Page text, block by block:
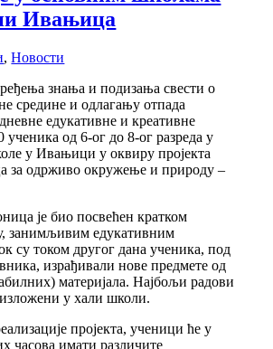
Ивањица
,Новости
знања и подизања свести о
средине и одлагању отпада
едукативне и креативне
ученика од 6-ог до 8-ог разреда у
у Ивањици у оквиру пројекта
за одрживо окружење и природу –
је био посвећен кратком
занимљивим едукативним
су током другог дана ученика, под
израђивали нове предмете од
материјала. Најбољи радови
у хали школи.
пројекта, ученици ће у
часова имати различите